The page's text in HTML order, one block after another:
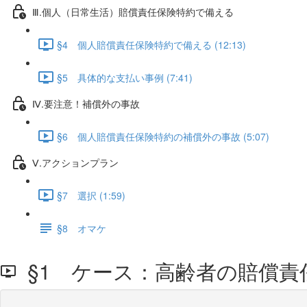
Ⅲ.個人（日常生活）賠償責任保険特約で備える
§4 個人賠償責任保険特約で備える (12:13)
§5 具体的な支払い事例 (7:41)
Ⅳ.要注意！補償外の事故
§6 個人賠償責任保険特約の補償外の事故 (5:07)
Ⅴ.アクションプラン
§7 選択 (1:59)
§8 オマケ
§1 ケース：高齢者の賠償責